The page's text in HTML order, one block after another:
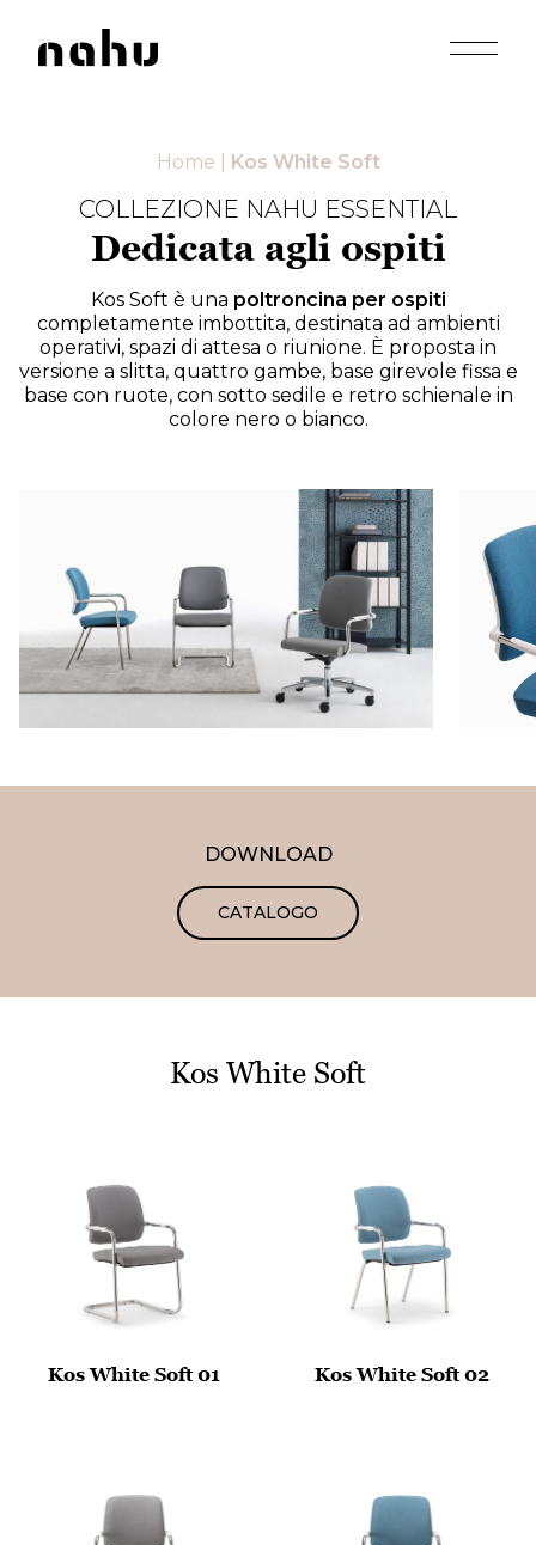
Home Kos White Soft
COLLEZIONE NAHU ESSENTIAL
Dedicata agli ospiti
Kos Soft è una poltroncina per ospiti
completamente imbottita, destinata ad ambienti
operativi, spazi di attesa o riunione. È proposta in
versione a slitta, quattro gambe, base girevole fissa e
base con ruote, con sotto sedile e retro schienale in
colore nero o bianco.
DOWNLOAD
CATALOGO
Kos White Soft
Kos White Soft 01 Kos White Soft 02